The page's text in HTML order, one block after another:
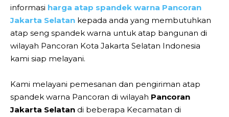
informasi harga atap spandek warna Pancoran
Jakarta Selatan kepada anda yang membutuhkan
atap seng spandek warna untuk atap bangunan di
wilayah Pancoran Kota Jakarta Selatan Indonesia
kami siap melayani.
Kami melayani pemesanan dan pengiriman atap
spandek warna Pancoran di wilayah Pancoran
Jakarta Selatan di beberapa Kecamatan di